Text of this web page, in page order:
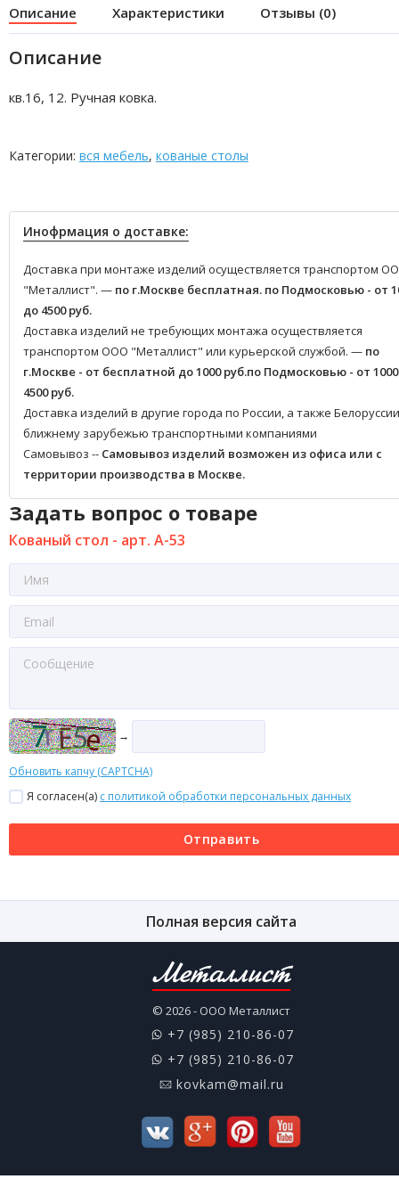
Описание Характеристики Отзывы (0)
Описание
кв.16, 12. Ручная ковка.
Категории: вся мебель, кованые столы
Инофрмация о доставке:
Доставка при монтаже изделий осуществляется транспортом
"Металлист". — по г.Москве бесплатная. по Подмосковью - от
до 4500 руб.
Доставка изделий не требующих монтажа осуществляется
транспортом ООО "Металлист" или курьерской службой. — по
г.Москве - от бесплатной до 1000 руб.по Подмосковью - от
4500 руб.
Доставка изделий в другие города по России, а также
ближнему зарубежью транспортными компаниями
Самовывоз -- Самовывоз изделий возможен из офиса или с
территории производства в Москве.
Задать вопрос о товаре
Кованый стол - арт. А-53
→
Обновить капчу (CAPTCHA)
Я согласен(a) с политикой обработки персональных данных
Отправить
Полная версия сайта
Металлист
© 2026 - ООО Металлист
+7 (985) 210-86-07
+7 (985) 210-86-07
kovkam@mail.ru